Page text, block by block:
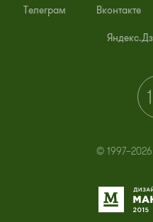
Телеграм Вконтакте
©